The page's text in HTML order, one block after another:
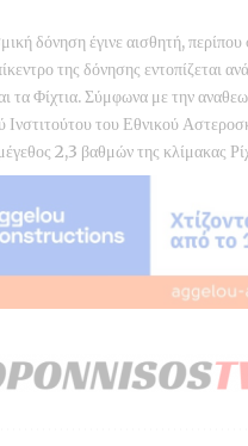
δόνηση έγινε αισθητή,
της δόνησης εντοπίζεται
τα Φίχτια. Σύμφωνα με την
Ινστιτούτου του Εθνικού
2,3 βαθμών της κλίμακας